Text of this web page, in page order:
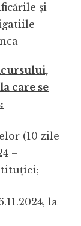
și
care se
(10 zile
–
la